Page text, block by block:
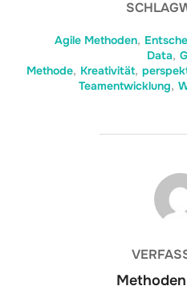
Agile Methoden,
Data,
Methode, Kreativität,
Teamentwicklung,